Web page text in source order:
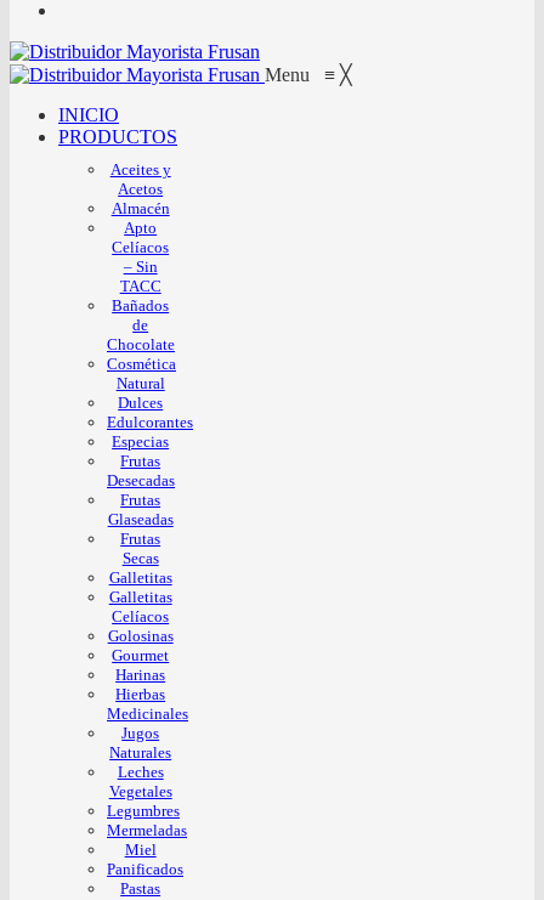
Menu ≡ ╳
INICIO
PRODUCTOS
Aceites y
Acetos
Almacén
Apto
Celíacos
– Sin
TACC
Bañados
de
Chocolate
Cosmética
Natural
Dulces
Edulcorantes
Especias
Frutas
Desecadas
Frutas
Glaseadas
Frutas
Secas
Galletitas
Galletitas
Celíacos
Golosinas
Gourmet
Harinas
Hierbas
Medicinales
Jugos
Naturales
Leches
Vegetales
Legumbres
Mermeladas
Miel
Panificados
Pastas